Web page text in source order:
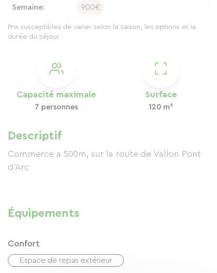
Capacité maximale
7 personnes
Surface
120 m²
Descriptif
Commerce a 500m, sur la route de Vallon Pont
d'Arc
Équipements
Confort
Espace de repas extérieur
Semaine: 900€
Prix susceptibles de varier selon la saison, les options et la
durée du séjour.